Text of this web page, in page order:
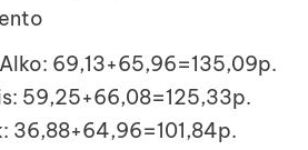
69,13+65,96=135,09p.
59,25+66,08=125,33p.
36,88+64,96=101,84p.